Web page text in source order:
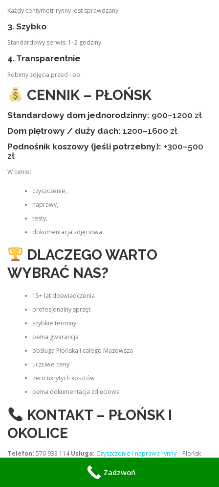
Każdy centymetr rynny jest sprawdzany.
3. Szybko
Standardowy serwis: 1–2 godziny.
4. Transparentnie
Robimy zdjęcia przed i po.
CENNIK – PŁOŃSK
Standardowy dom jednorodzinny: 900–1200 zł
Dom piętrowy / duży dach: 1200–1600 zł
Podnośnik koszowy (jeśli potrzebny): +300–500
zł
W cenie:
czyszczenie,
naprawy,
testy,
dokumentacja zdjęciowa.
DLACZEGO WARTO
WYBRAĆ NAS?
15+ lat doświadczenia
profesjonalny sprzęt
szybkie terminy
pełna gwarancja
obsługa Płońska i całego Mazowsza
uczciwe ceny
zero ukrytych kosztów
pełna dokumentacja zdjęciowa
KONTAKT – PŁOŃSK I
OKOLICE
Telefon: 570 933 114Usługa: Czyszczenie i naprawa rynny– Płońsk
Zadzwoń